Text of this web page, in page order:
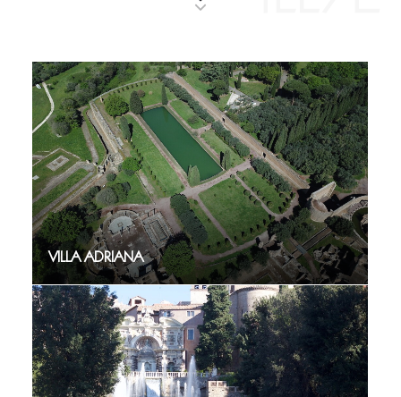
VILLA ADRIANA